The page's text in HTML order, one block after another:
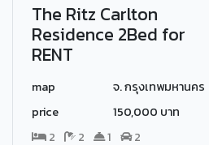
The Ritz Carlton
Residence 2Bed for
RENT
map
จ. กรุงเทพมหานคร
price
150,000 บาท
2
2 1
2